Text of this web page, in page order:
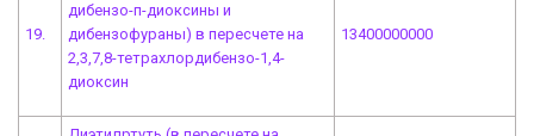
19.
дибензо-п-диоксины и
дибензофураны) в пересчете на
2,3,7,8-тетрахлордибензо-1,4-
диоксин
13400000000